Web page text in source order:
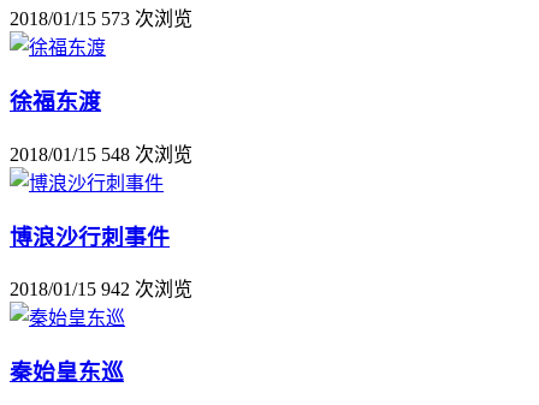
2018/01/15 573 次浏览
徐福东渡
2018/01/15 548 次浏览
博浪沙行刺事件
2018/01/15 942 次浏览
秦始皇东巡